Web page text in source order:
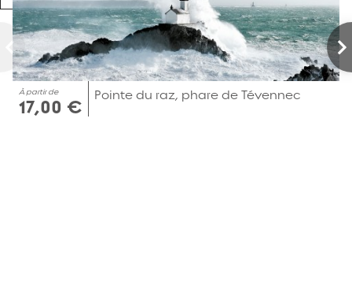
À partir de
17,00 €
Pointe du raz, phare de Tévennec